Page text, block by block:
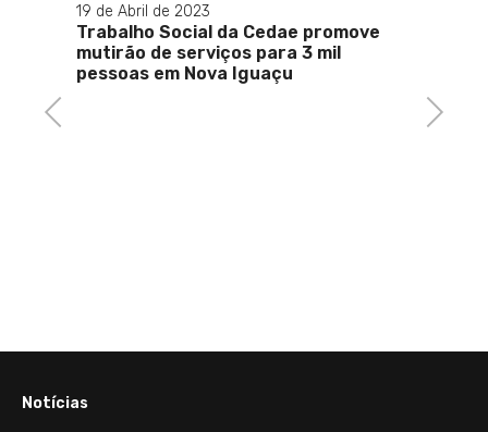
Previous
19 de Abril de 2023
Trabalho Social da Cedae promove
mutirão de serviços para 3 mil
pessoas em Nova Iguaçu
Next
Notícias